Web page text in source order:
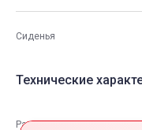
Сиденья
Технические
Размеры